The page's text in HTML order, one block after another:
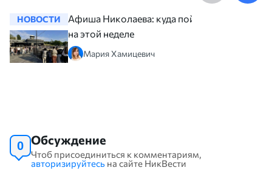
НОВОСТИ
Афиша Николаева: куда пойти
на этой неделе
Мария Хамицевич
0 Обсуждение
Чтоб присоединиться к комментариям,
авторизируйтесь на сайте НикВести